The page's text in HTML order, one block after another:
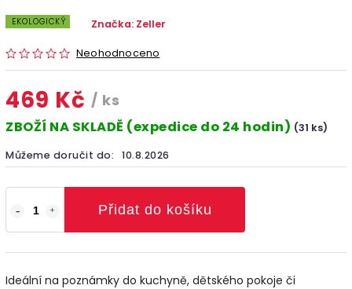
EKOLOGICKÝ
Neohodnoceno
Značka: Zeller
469 Kč / ks
ZBOŽÍ NA SKLADĚ (expedice do 24 hodin) (31 ks)
Můžeme doručit do: 10.8.2026
Přidat do košíku
Ideální na poznámky do kuchyně, dětského pokoje či